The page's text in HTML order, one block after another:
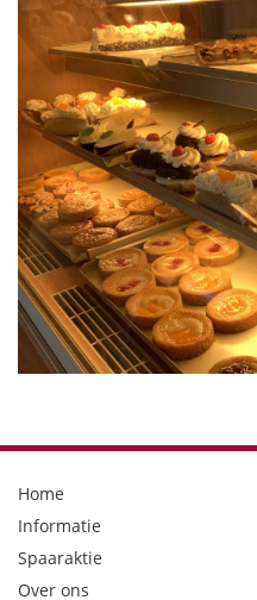
Home
Informatie
Spaaraktie
Over ons